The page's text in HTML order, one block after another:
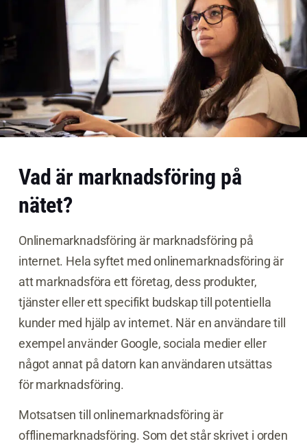
Vad är marknadsföring på
nätet?
Onlinemarknadsföring är marknadsföring på
internet. Hela syftet med onlinemarknadsföring är
att marknadsföra ett företag, dess produkter,
tjänster eller ett specifikt budskap till potentiella
kunder med hjälp av internet. När en användare till
exempel använder Google, sociala medier eller
något annat på datorn kan användaren utsättas
för marknadsföring.
Motsatsen till onlinemarknadsföring är
offlinemarknadsföring. Som det står skrivet i orden